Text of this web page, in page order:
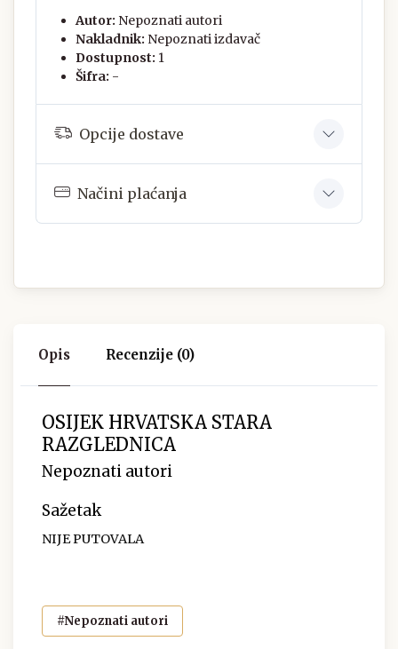
Autor: Nepoznati autori
Nakladnik: Nepoznati izdavač
Dostupnost: 1
Šifra: -
Opcije dostave
Načini plaćanja
Opis Recenzije (0)
OSIJEK HRVATSKA STARA
RAZGLEDNICA
Nepoznati autori
Sažetak
NIJE PUTOVALA
#Nepoznati autori